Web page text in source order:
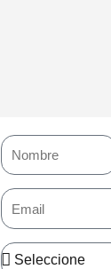
Nombre
Email
Asunto